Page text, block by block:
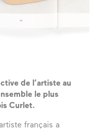
de l’artiste au
le plus
Curlet.
français a